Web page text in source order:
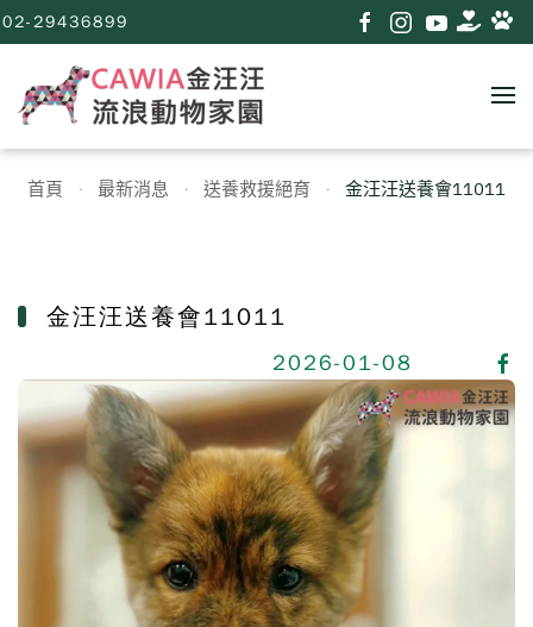
02-29436899
首頁 最新消息 送養救援絕育 金汪汪送養會11011
金汪汪送養會11011
2026-01-08